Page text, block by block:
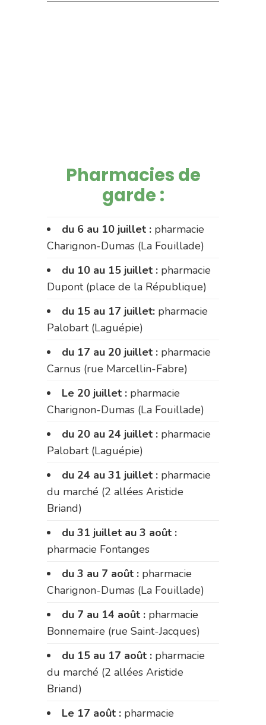
Pharmacies de
garde :
du 6 au 10 juillet : pharmacie
Charignon-Dumas (La Fouillade)
du 10 au 15 juillet : pharmacie
Dupont (place de la République)
du 15 au 17 juillet: pharmacie
Palobart (Laguépie)
du 17 au 20 juillet : pharmacie
Carnus (rue Marcellin-Fabre)
Le 20 juillet : pharmacie
Charignon-Dumas (La Fouillade)
du 20 au 24 juillet : pharmacie
Palobart (Laguépie)
du 24 au 31 juillet : pharmacie
du marché (2 allées Aristide
Briand)
du 31 juillet au 3 août :
pharmacie Fontanges
du 3 au 7 août : pharmacie
Charignon-Dumas (La Fouillade)
du 7 au 14 août : pharmacie
Bonnemaire (rue Saint-Jacques)
du 15 au 17 août : pharmacie
du marché (2 allées Aristide
Briand)
Le 17 août : pharmacie